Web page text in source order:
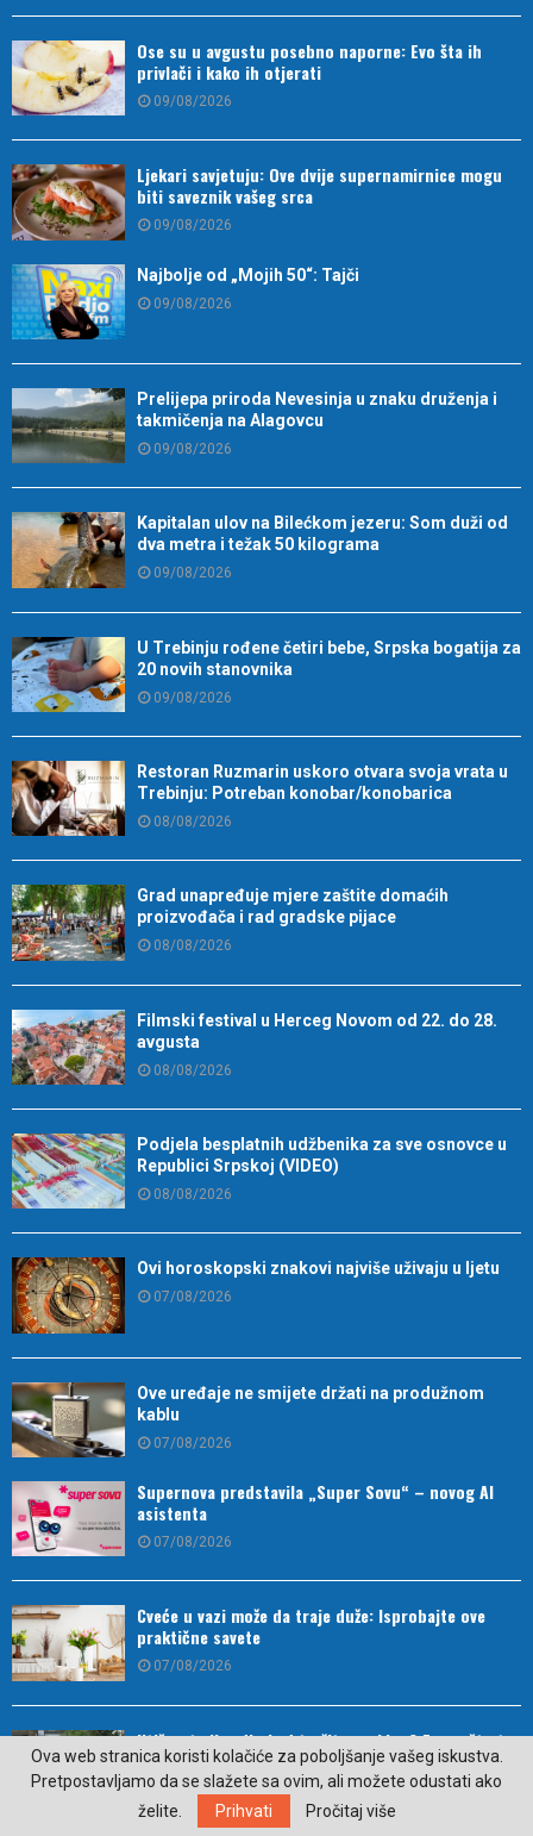
Ose su u avgustu posebno naporne: Evo šta ih
privlači i kako ih otjerati
09/08/2026
Ljekari savjetuju: Ove dvije supernamirnice mogu
biti saveznik vašeg srca
09/08/2026
Najbolje od „Mojih 50“: Tajči
09/08/2026
Prelijepa priroda Nevesinja u znaku druženja i
takmičenja na Alagovcu
09/08/2026
Kapitalan ulov na Bilećkom jezeru: Som duži od
dva metra i težak 50 kilograma
09/08/2026
U Trebinju rođene četiri bebe, Srpska bogatija za
20 novih stanovnika
09/08/2026
Restoran Ruzmarin uskoro otvara svoja vrata u
Trebinju: Potreban konobar/konobarica
08/08/2026
Grad unapređuje mjere zaštite domaćih
proizvođača i rad gradske pijace
08/08/2026
Filmski festival u Herceg Novom od 22. do 28.
avgusta
08/08/2026
Podjela besplatnih udžbenika za sve osnovce u
Republici Srpskoj (VIDEO)
08/08/2026
Ovi horoskopski znakovi najviše uživaju u ljetu
07/08/2026
Ove uređaje ne smijete držati na produžnom
kablu
07/08/2026
Supernova predstavila „Super Sovu“ – novog AI
asistenta
07/08/2026
Cveće u vazi može da traje duže: Isprobajte ove
praktične savete
07/08/2026
Utišavate li radio kad tražite parking? Evo zašto to
činite
07/08/2026
Ova web stranica koristi kolačiće za poboljšanje vašeg iskustva.
Pretpostavljamo da se slažete sa ovim, ali možete odustati ako
želite.
Prihvati Pročitaj više